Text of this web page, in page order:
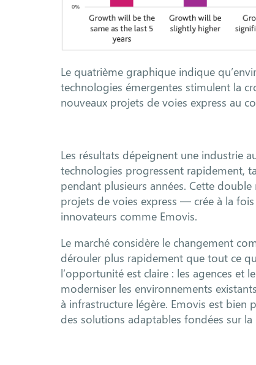
Le quatrième graphique indique
technologies émergentes stimulent la
nouveaux projets de voies express au
Les résultats dépeignent une industrie
technologies progressent rapidement,
pendant plusieurs années. Cette
projets de voies express — crée à la
innovateurs comme Emovis.
Le marché considère le changement
dérouler plus rapidement que tout ce
l’opportunité est claire : les agences et
moderniser les environnements
à infrastructure légère. Emovis est
des solutions adaptables fondées sur